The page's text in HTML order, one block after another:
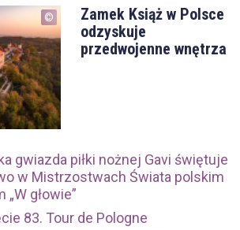
Zamek Książ w Polsce
odzyskuje
przedwojenne wnętrza
gwiazda piłki nożnej Gavi świętuje
w Mistrzostwach Świata polskim
głowie”
83. Tour de Pologne